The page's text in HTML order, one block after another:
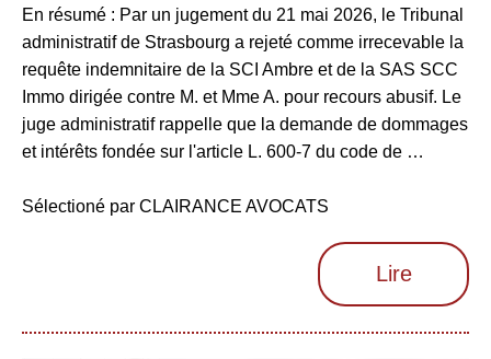
En résumé : Par un jugement du 21 mai 2026, le Tribunal
administratif de Strasbourg a rejeté comme irrecevable la
requête indemnitaire de la SCI Ambre et de la SAS SCC
Immo dirigée contre M. et Mme A. pour recours abusif. Le
juge administratif rappelle que la demande de dommages
et intérêts fondée sur l'article L. 600-7 du code de …
Sélectioné par CLAIRANCE AVOCATS
Lire